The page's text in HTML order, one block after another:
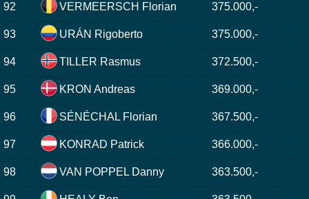
92 VERMEERSCH Florian 375.000,-
93 URÁN Rigoberto 375.000,-
94 TILLER Rasmus 372.500,-
95 KRON Andreas 369.000,-
96 SÉNÉCHAL Florian 367.500,-
97 KONRAD Patrick 366.000,-
98 VAN POPPEL Danny 363.500,-